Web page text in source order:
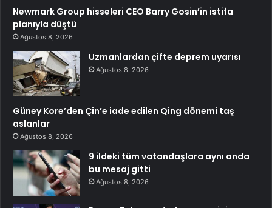
Newmark Group hisseleri CEO Barry Gosin’in istifa
planıyla düştü
Ağustos 8, 2026
Uzmanlardan çifte deprem uyarısı
Ağustos 8, 2026
Güney Kore’den Çin’e iade edilen Qing dönemi taş
aslanlar
Ağustos 8, 2026
9 ildeki tüm vatandaşlara aynı anda
bu mesaj gitti
Ağustos 8, 2026